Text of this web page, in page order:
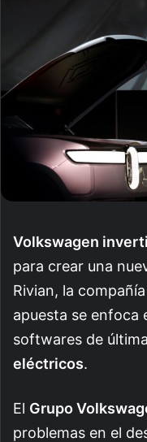
Volkswagen
para crear una
Rivian, la
apuesta se enfoca
softwares de
eléctricos.
El Grupo
problemas en el